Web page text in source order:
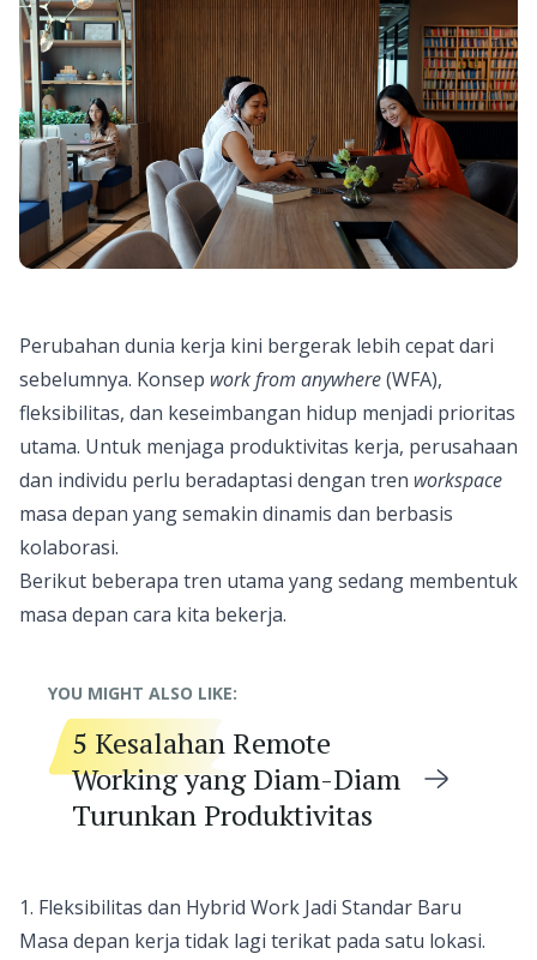
Perubahan dunia kerja kini bergerak lebih cepat dari
sebelumnya. Konsep work from anywhere(WFA),
fleksibilitas, dan keseimbangan hidup menjadi prioritas
utama. Untuk menjaga produktivitas kerja, perusahaan
dan individu perlu beradaptasi dengan tren workspace
masa depan yang semakin dinamis dan berbasis
kolaborasi.
Berikut beberapa tren utama yang sedang membentuk
masa depan cara kita bekerja.
YOU MIGHT ALSO LIKE:
5 Kesalahan Remote
Working yang Diam-Diam
Turunkan Produktivitas
1. Fleksibilitas dan Hybrid Work Jadi Standar Baru
Masa depan kerja tidak lagi terikat pada satu lokasi.